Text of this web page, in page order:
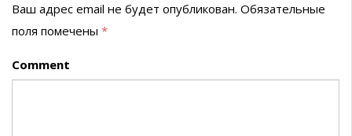
Ваш адрес email не будет опубликован. Обязательные
поля помечены *
Comment